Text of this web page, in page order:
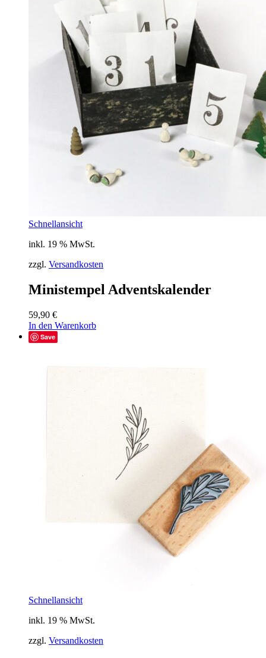
Schnellansicht
inkl. 19 % MwSt.
zzgl. Versandkosten
Ministempel Adventskalender
59,90 €
In den Warenkorb
Save
Schnellansicht
inkl. 19 % MwSt.
zzgl. Versandkosten